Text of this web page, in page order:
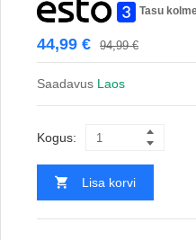
Tasu
94,99€
44,99 €
Saadavus Laos
Kogus:
Lisa korvi